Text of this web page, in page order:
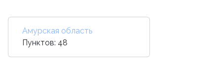
Амурская область
Пунктов: 48